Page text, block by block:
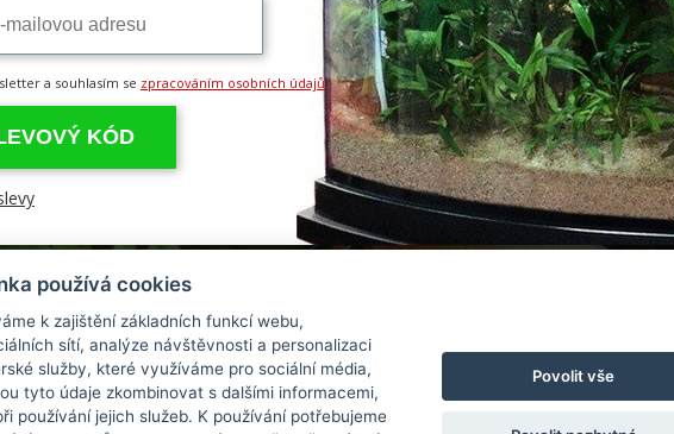
Odstoupení od kupní smlouvy
Chci dostávat newsletter a souhlasím
a souhlasím se zpracováním osobních údajů
KÓD
používá cookies
k zajištění základních funkcí webu,
sítí, analýze návštěvnosti a personalizaci
služby, které využíváme pro sociální média,
tyto údaje zkombinovat s dalšími informacemi,
používání jejich služeb. K používání potřebujeme
Povolit vše